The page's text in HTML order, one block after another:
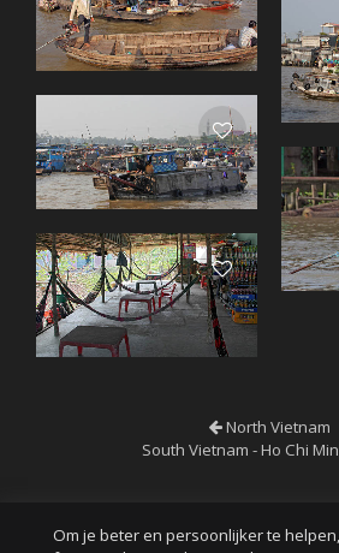
North Vietnam
South Vietnam - Ho Chi
Om je beter en persoonlijker te